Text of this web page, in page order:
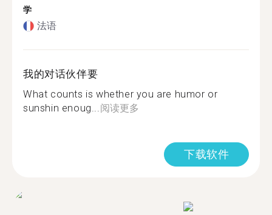
学
法语
我的对话伙伴要
What counts is whether you are humor or
sunshin enoug...阅读更多
下载软件